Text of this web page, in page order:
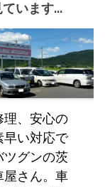
います...
理、安心の
早い対応で
ツグンの茨
屋さん。車